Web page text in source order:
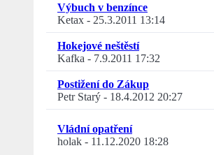
Výbuch v benzínce
Ketax - 25.3.2011 13:14
Hokejové neštěstí
Kafka - 7.9.2011 17:32
Postižení do Zákup
Petr Starý - 18.4.2012 20:27
Vládní opatření
holak - 11.12.2020 18:28